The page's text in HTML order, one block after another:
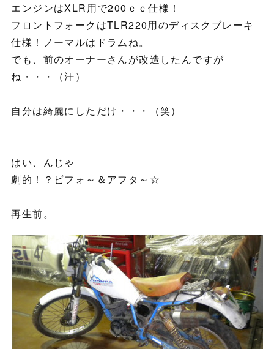
エンジンはXLR用で200ｃｃ仕様！
フロントフォークはTLR220用のディスクブレーキ
仕様！ノーマルはドラムね。
でも、前のオーナーさんが改造したんですが
ね・・・（汗）
自分は綺麗にしただけ・・・（笑）
はい、んじゃ
劇的！？ビフォ～＆アフタ～☆
再生前。